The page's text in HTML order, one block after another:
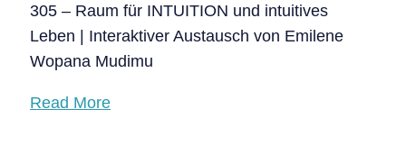
305 – Raum für INTUITION und intuitives
Leben | Interaktiver Austausch von Emilene
Wopana Mudimu
Read More